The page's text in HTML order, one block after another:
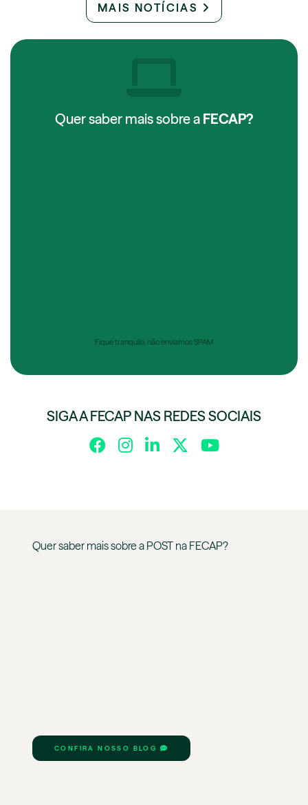
MAIS NOTÍCIAS
Quer saber mais sobre a FECAP?
Fique tranquilo, não enviamos SPAM
SIGA A FECAP NAS REDES SOCIAIS
Quer saber mais sobre a POST na FECAP?
CONFIRA NOSSO BLOG